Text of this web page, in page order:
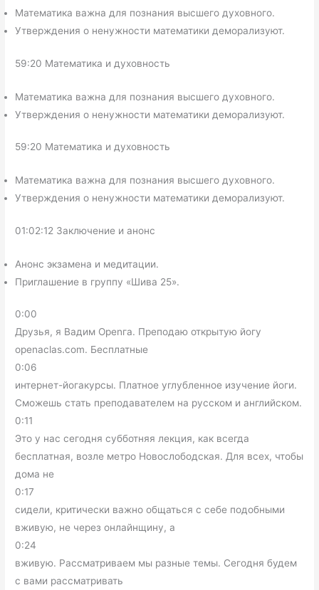
Математика важна для познания высшего духовного.
Утверждения о ненужности математики деморализуют.
59:20 Математика и духовность
Математика важна для познания высшего духовного.
Утверждения о ненужности математики деморализуют.
59:20 Математика и духовность
Математика важна для познания высшего духовного.
Утверждения о ненужности математики деморализуют.
01:02:12 Заключение и анонс
Анонс экзамена и медитации.
Приглашение в группу «Шива 25».
0:00
Друзья, я Вадим Openга. Преподаю открытую йогу
openaclas.com. Бесплатные
0:06
интернет-йогакурсы. Платное углубленное изучение йоги.
Сможешь стать преподавателем на русском и английском.
0:11
Это у нас сегодня субботняя лекция, как всегда
бесплатная, возле метро Новослободская. Для всех, чтобы
дома не
0:17
сидели, критически важно общаться с себе подобными
вживую, не через онлайнщину, а
0:24
вживую. Рассматриваем мы разные темы. Сегодня будем
с вами рассматривать